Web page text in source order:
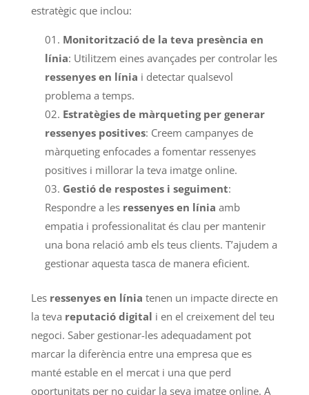
estratègic que inclou:
Monitorització de la teva presència en
línia: Utilitzem eines avançades per controlar les
ressenyes en línia i detectar qualsevol
problema a temps.
Estratègies de màrqueting per generar
ressenyes positives: Creem campanyes de
màrqueting enfocades a fomentar ressenyes
positives i millorar la teva imatge online.
Gestió de respostes i seguiment:
Respondre a les ressenyes en línia amb
empatia i professionalitat és clau per mantenir
una bona relació amb els teus clients. T’ajudem a
gestionar aquesta tasca de manera eficient.
Les ressenyes en línia tenen un impacte directe en
la teva reputació digital i en el creixement del teu
negoci. Saber gestionar-les adequadament pot
marcar la diferència entre una empresa que es
manté estable en el mercat i una que perd
oportunitats per no cuidar la seva imatge online. A